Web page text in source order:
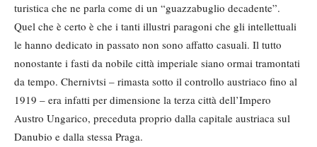
turistica che ne parla come di un “guazzabuglio decadente”.
Quel che è certo è che i tanti illustri paragoni che gli intellettuali
le hanno dedicato in passato non sono affatto casuali. Il tutto
nonostante i fasti da nobile città imperiale siano ormai tramontati
da tempo. Chernivtsi – rimasta sotto il controllo austriaco fino al
1919 – era infatti per dimensione la terza città dell’Impero
Austro Ungarico, preceduta proprio dalla capitale austriaca sul
Danubio e dalla stessa Praga.